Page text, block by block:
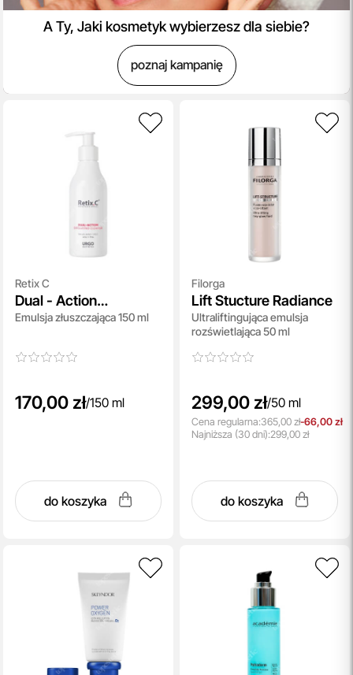
A Ty, Jaki kosmetyk wybierzesz dla siebie?
poznaj kampanię
Retix C
Dual - Action
Exfoliating Cleanser
Emulsja złuszczająca 150 ml
170,00 zł/150 ml
do koszyka
Filorga
Lift Stucture Radiance
Ultraliftingująca emulsja
rozświetlająca 50 ml
299,00 zł/50 ml
Cena regularna:365,00 zł-66,00 zł
Najniższa (30 dni):299,00 zł
do koszyka